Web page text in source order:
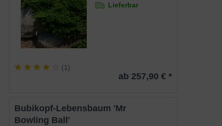
Lieferbar
(1)
ab 257,90 € *
Bubikopf-Lebensbaum 'Mr
Bowling Ball'